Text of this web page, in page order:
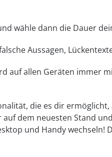
wähle dann die Dauer
Aussagen,
auf allen Geräten immer
die es dir
dem neuesten Stand
und Handy wechseln!